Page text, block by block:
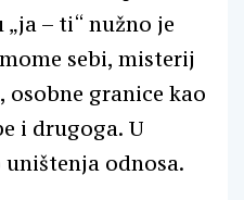
– ti“ nužno je
sebi, misterij
granice kao
i drugoga. U
odnosa.